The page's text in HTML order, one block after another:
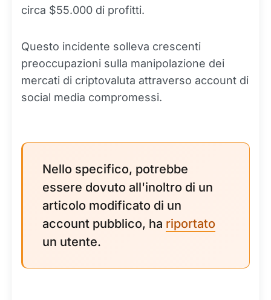
circa $55.000 di profitti.
Questo incidente solleva crescenti
preoccupazioni sulla manipolazione dei
mercati di criptovaluta attraverso account di
social media compromessi.
Nello specifico, potrebbe
essere dovuto all'inoltro di un
articolo modificato di un
account pubblico, ha riportato
un utente.